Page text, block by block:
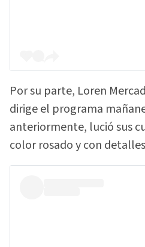
Por su parte, Loren
dirige el programa
anteriormente, lució sus
color rosado y con